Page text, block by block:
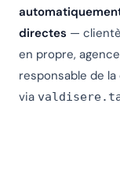
directes —
en propre,
responsable de
via